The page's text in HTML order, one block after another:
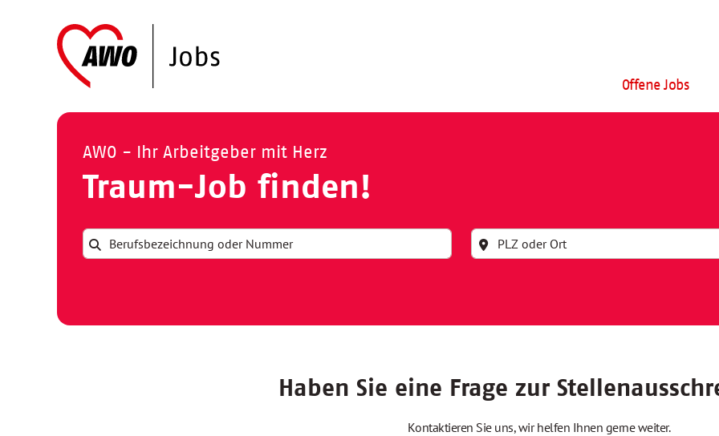
Offene Jobs
AWO - Ihr Arbeitgeber mit Herz
Traum-Job finden!
Haben Sie eine Frage zur
Kontaktieren Sie uns, wir helfen Ihnen gerne weiter.